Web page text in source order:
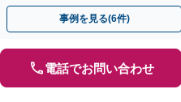
刻も早くご相談ください【24時間
事例を見る(6件)
電話でお問い合わせ